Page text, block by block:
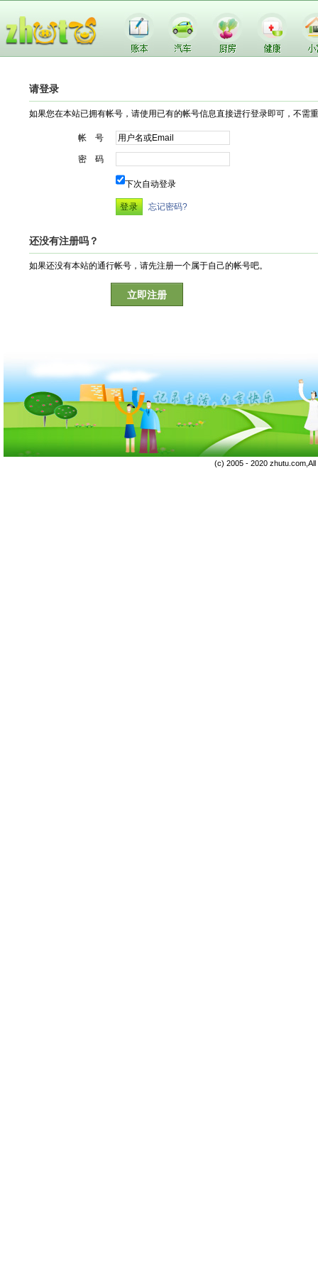
请登录
如果您在本站已拥有帐号，请使用已有的帐号信息直接进行登录即可，不需
帐 号
密 码
下次自动登录
忘记密码?
还没有注册吗？
如果还没有本站的通行帐号，请先注册一个属于自己的帐号吧。
立即注册
(c) 2005 - 2020